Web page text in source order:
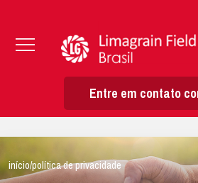
Entre em contato
início/política de privacidade